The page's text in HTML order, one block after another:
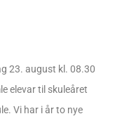
23. august kl. 08.30
elevar til skuleåret
Vi har i år to nye